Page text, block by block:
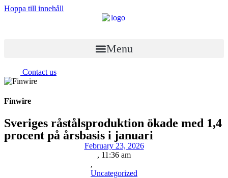
Hoppa till innehåll
Menu
Contact us
Finwire
Sveriges råstålsproduktion ökade med 1,4
procent på årsbasis i januari
February 23, 2026
, 11:36 am
,
Uncategorized